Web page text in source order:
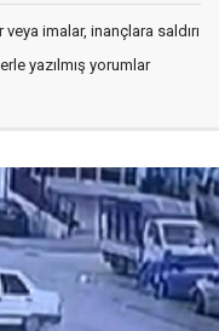
imalar, inançlara saldırı
yazılmış yorumlar